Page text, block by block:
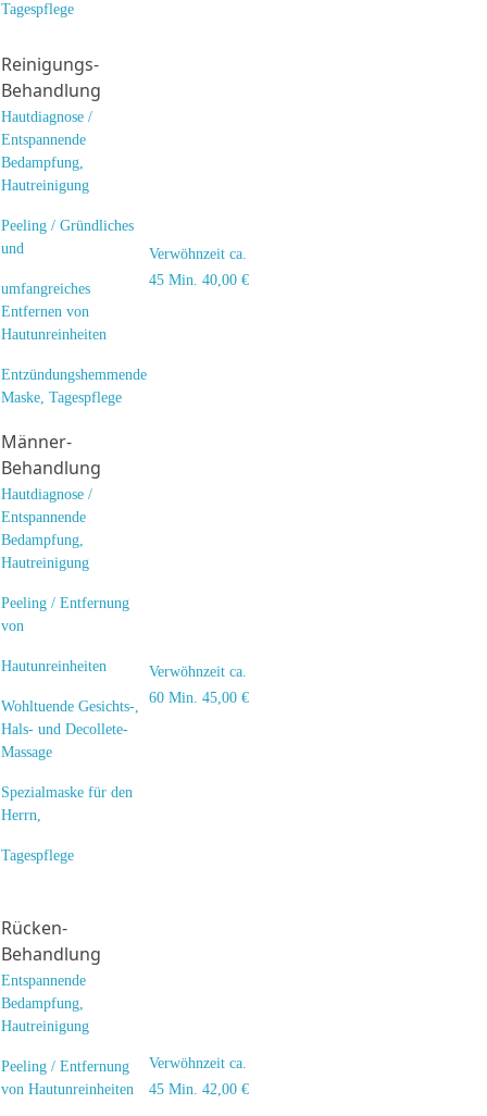
Tagespflege
Reinigungs-
Behandlung
Hautdiagnose /
Entspannende
Bedampfung,
Hautreinigung
Peeling / Gründliches
und
umfangreiches
Entfernen von
Hautunreinheiten
Entzündungshemmende
Maske, Tagespflege
Verwöhnzeit ca.
45 Min. 40,00 €
Männer-
Behandlung
Hautdiagnose /
Entspannende
Bedampfung,
Hautreinigung
Peeling / Entfernung
von
Hautunreinheiten
Wohltuende Gesichts-,
Hals- und Decollete-
Massage
Spezialmaske für den
Herrn,
Tagespflege
Verwöhnzeit ca.
60 Min. 45,00 €
Rücken-
Behandlung
Entspannende
Bedampfung,
Hautreinigung
Peeling / Entfernung
von Hautunreinheiten
Verwöhnzeit ca.
45 Min. 42,00 €